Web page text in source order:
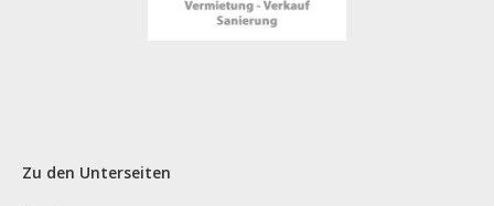
Zu den Unterseiten